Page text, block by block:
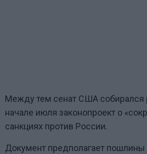
Между тем сенат США собирался
начале июля законопроект о «
санкциях против России.
Документ предполагает пошлины